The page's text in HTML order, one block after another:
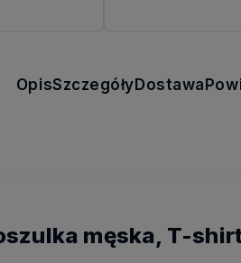
OpisSzczegółyDostawa
męska, T-